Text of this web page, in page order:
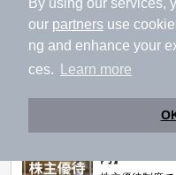
By using our services,
our partners use
ng and enhance your
ces.
Learn more
ニフティ温
温浴施設をお
内】